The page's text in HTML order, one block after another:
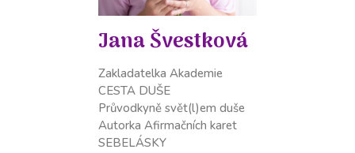
Jana Švestková
Zakladatelka Akademie
CESTA DUŠE
Průvodkyně svět(l)em duše
Autorka Afirmačních karet
SEBELÁSKY